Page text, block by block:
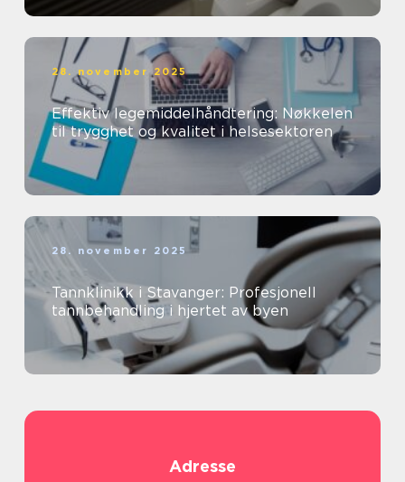
28. november 2025
Effektiv legemiddelhåndtering: Nøkkelen
til trygghet og kvalitet i helsesektoren
28. november 2025
Tannklinikk i Stavanger: Profesjonell
tannbehandling i hjertet av byen
Adresse